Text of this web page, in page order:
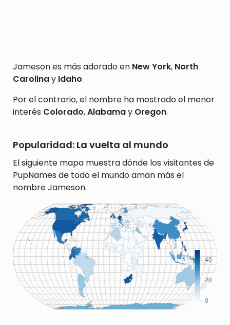
Jameson es más adorado en New York, North
Carolinay Idaho.
Por el contrario, el nombre ha mostrado el menor
interés Colorado,Alabamay Oregon.
Popularidad: La vuelta al mundo
El siguiente mapa muestra dónde los visitantes de
PupNames de todo el mundo aman más el
nombre Jameson.